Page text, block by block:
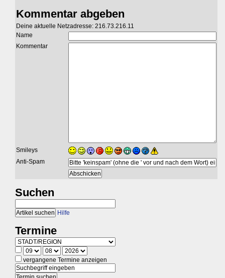
Kommentar abgeben
Deine aktuelle Netzadresse: 216.73.216.11
Name
Kommentar
Smileys
Anti-Spam
Suchen
Hilfe
Termine
vergangene Termine anzeigen